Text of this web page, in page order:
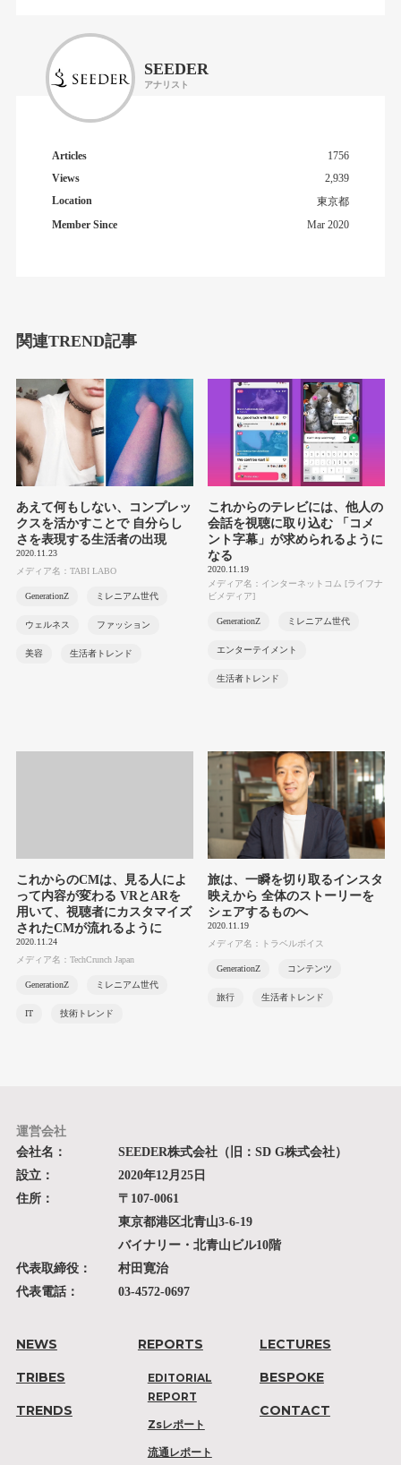
SEEDER
アナリスト
Articles
1756
Views
2,939
Location
東京都
Member Since
Mar 2020
関連TREND記事
あえて何もしない、コンプレッ
クスを活かすことで 自分らし
さを表現する生活者の出現
2020.11.23
メディア名：TABI LABO
GenerationZ ミレニアム世代
ウェルネス ファッション
美容 生活者トレンド
これからのテレビには、他人の
会話を視聴に取り込む 「コメ
ント字幕」が求められるように
なる
2020.11.19
メディア名：インターネットコム [ライフナ
ビメディア]
GenerationZ ミレニアム世代
エンターテイメント
生活者トレンド
これからのCMは、見る人によ
って内容が変わる VRとARを
用いて、視聴者にカスタマイズ
されたCMが流れるように
2020.11.24
メディア名：TechCrunch Japan
GenerationZ ミレニアム世代
IT 技術トレンド
旅は、一瞬を切り取るインスタ
映えから 全体のストーリーを
シェアするものへ
2020.11.19
メディア名：トラベルボイス
GenerationZ コンテンツ
旅行 生活者トレンド
運営会社
会社名：
SEEDER株式会社（旧：SD G株式会社）
設立：
2020年12月25日
住所：
〒107-0061
東京都港区北青山3-6-19
バイナリー・北青山ビル10階
代表取締役：
村田寛治
代表電話：
03-4572-0697
NEWS
TRIBES
TRENDS
REPORTS
EDITORIAL
REPORT
Zsレポート
流通レポート
LECTURES
BESPOKE
CONTACT